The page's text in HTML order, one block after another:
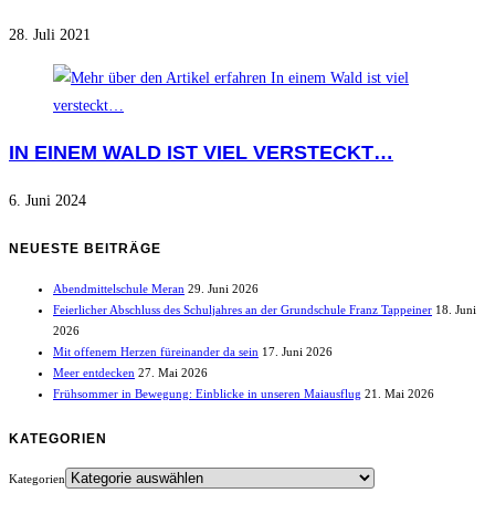
28. Juli 2021
IN EINEM WALD IST VIEL VERSTECKT…
6. Juni 2024
NEUESTE BEITRÄGE
Abendmittelschule Meran 29. Juni 2026
Feierlicher Abschluss des Schuljahres an der Grundschule Franz Tappeiner 18. Juni
2026
Mit offenem Herzen füreinander da sein 17. Juni 2026
Meer entdecken 27. Mai 2026
Frühsommer in Bewegung: Einblicke in unseren Maiausflug 21. Mai 2026
KATEGORIEN
Kategorien